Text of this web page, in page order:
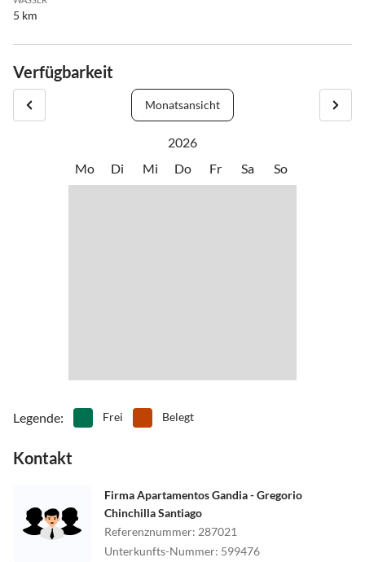
5 km
Verfügbarkeit
Monatsansicht
2026
Mo
Di Mi Do Fr Sa So
Legende: Frei Belegt
Kontakt
Firma Apartamentos Gandia - Gregorio
Chinchilla Santiago
Referenznummer: 287021
Unterkunfts-Nummer: 599476